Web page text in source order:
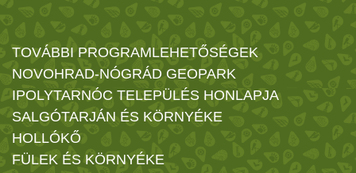
TOVÁBBI PROGRAMLEHETŐSÉGEK
NOVOHRAD-NÓGRÁD GEOPARK
IPOLYTARNÓC TELEPÜLÉS HONLAPJA
SALGÓTARJÁN ÉS KÖRNYÉKE
HOLLÓKŐ
FÜLEK ÉS KÖRNYÉKE